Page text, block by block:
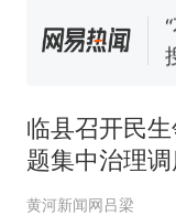
临县召开民
题集中治理
黄河新闻网吕梁